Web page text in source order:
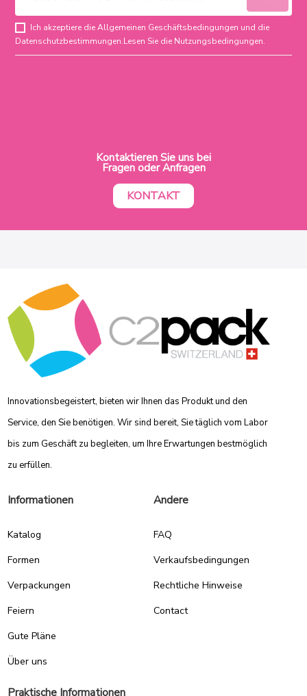
Ich akzeptiere die Allgemeinen Geschäftsbedingungen und die
Datenschutzbestimmungen.Lesen Sie die Nutzungsbedingungen.
Kontaktieren Sie uns bei
Fragen oder Anfragen
KONTAKT
Innovationsbegeistert, bieten wir Ihnen das Produkt und den
Service, den Sie benötigen. Wir sind bereit, Sie täglich vom Labor
bis zum Geschäft zu begleiten, um Ihre Erwartungen bestmöglich
zu erfüllen.
Informationen
Katalog
Formen
Verpackungen
Feiern
Gute Pläne
Über uns
Andere
FAQ
Verkaufsbedingungen
Rechtliche Hinweise
Contact
Praktische Informationen